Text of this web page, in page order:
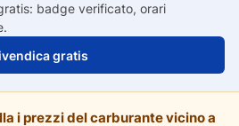
badge verificato, orari
gratis
i prezzi del carburante vicino a